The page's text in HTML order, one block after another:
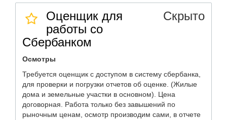
Оценщик для
работы со
Сбербанком
Скрыто
Осмотры
Требуется оценщик с доступом в систему сбербанка,
для проверки и погрузки отчетов об оценке. (Жилые
дома и земельные участки в основном). Цена
договорная. Работа только без завышений по
рыночным ценам, осмотр производим сами, в отчете